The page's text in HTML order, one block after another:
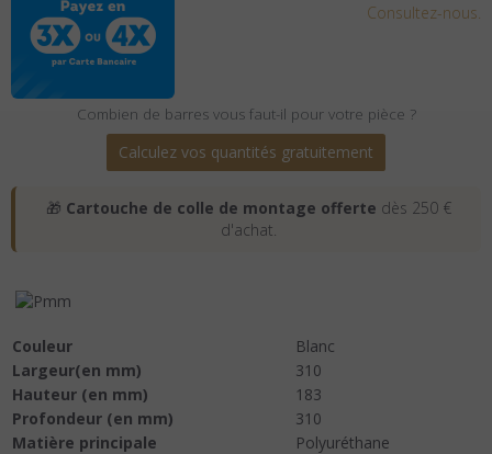
Consultez-nous.
Combien de barres vous faut-il pour votre pièce ?
Calculez vos quantités gratuitement
🎁 Cartouche de colle de montage offerte dès 250 €
d'achat.
Couleur
Blanc
Largeur(en mm)
310
Hauteur (en mm)
183
Profondeur (en mm)
310
Matière principale
Polyuréthane